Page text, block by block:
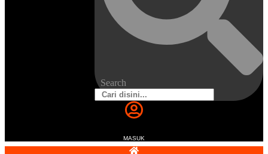
Search
MASUK